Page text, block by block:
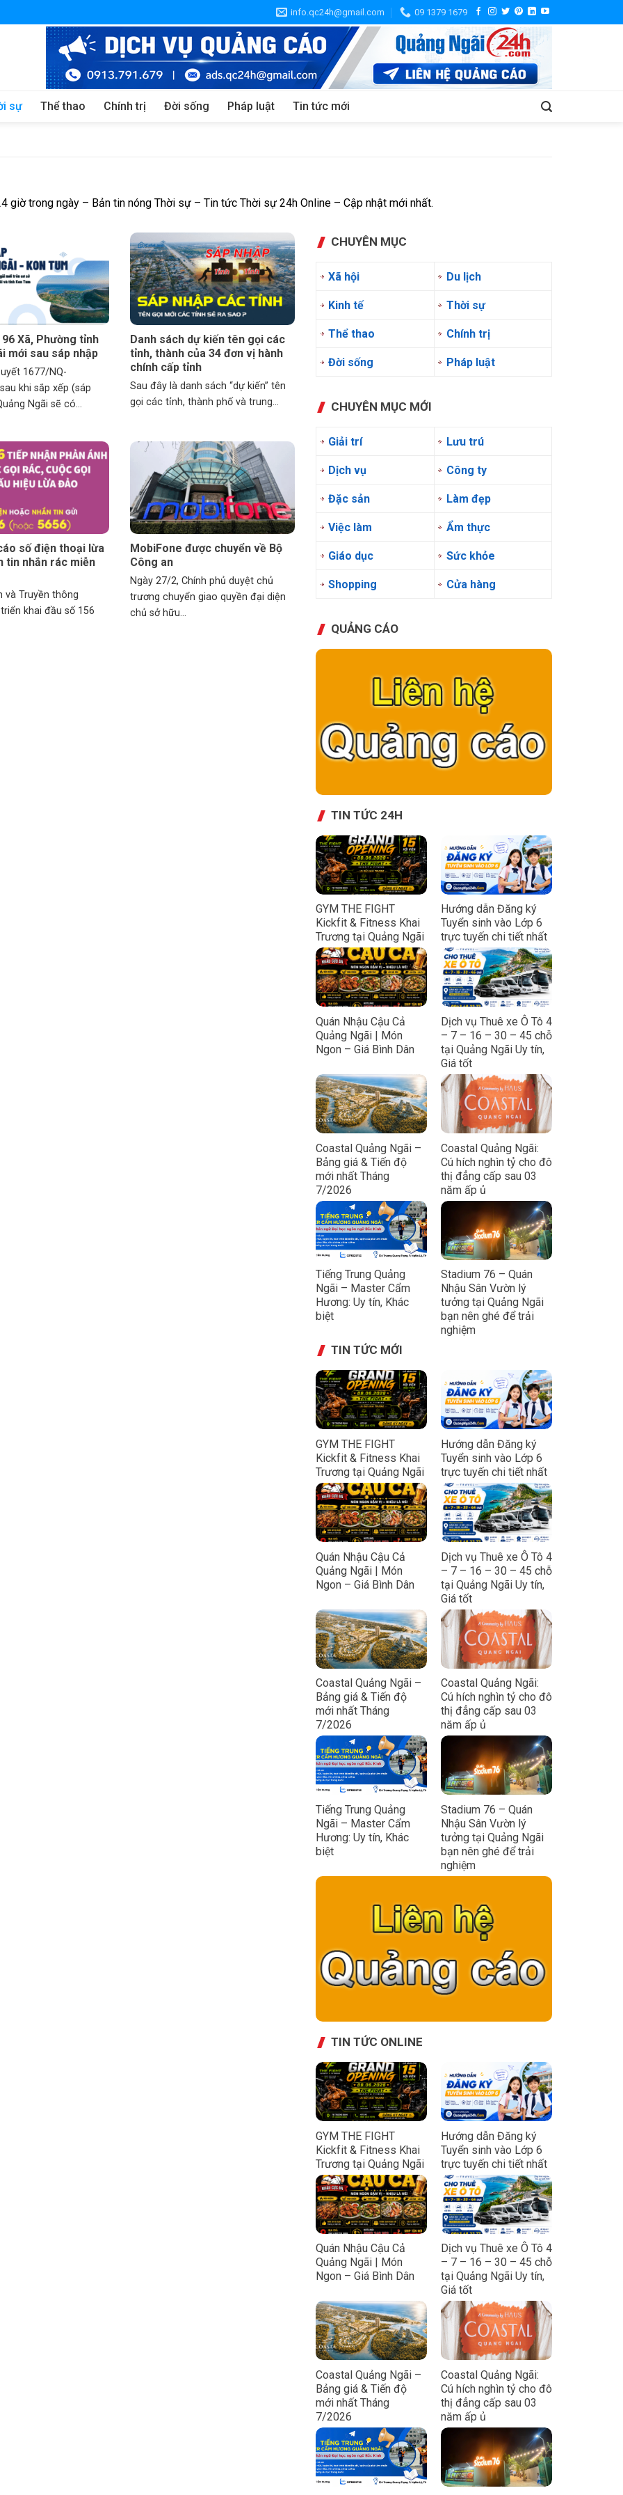
info.qc24h@gmail.com 09 1379 1679
sự Thể thao Chính trị Đời sống Pháp luật Tin tức mới
giờ trong ngày – Bản tin nóng Thời sự – Tin tức Thời sự 24h Online – Cập nhật mới nhất.
96 Xã, Phường tỉnh
mới sau sáp nhập
1677/NQ-
khi sắp xếp (sáp
Ngãi sẽ có...
Danh sách dự kiến tên gọi các
tỉnh, thành của 34 đơn vị hành
chính cấp tỉnh
Sau đây là danh sách “dự kiến” tên
gọi các tỉnh, thành phố và trung...
số điện thoại lừa
tin nhắn rác miễn
và Truyền thông
khai đầu số 156
MobiFone được chuyển về Bộ
Công an
Ngày 27/2, Chính phủ duyệt chủ
trương chuyển giao quyền đại diện
chủ sở hữu...
CHUYÊN MỤC
Xã hội Du lịch
Kinh tế Thời sự
Thể thao Chính trị
Đời sống Pháp luật
CHUYÊN MỤC MỚI
Giải trí Lưu trú
Dịch vụ Công ty
Đặc sản Làm đẹp
Việc làm Ẩm thực
Giáo dục Sức khỏe
Shopping Cửa hàng
QUẢNG CÁO
TIN TỨC 24H
GYM THE FIGHT
Kickfit & Fitness Khai
Trương tại Quảng Ngãi
Hướng dẫn Đăng ký
Tuyển sinh vào Lớp 6
trực tuyến chi tiết nhất
Quán Nhậu Cậu Cả
Quảng Ngãi | Món
Ngon – Giá Bình Dân
Dịch vụ Thuê xe Ô Tô 4
– 7 – 16 – 30 – 45 chỗ
tại Quảng Ngãi Uy tín,
Giá tốt
Coastal Quảng Ngãi –
Bảng giá & Tiến độ
mới nhất Tháng
7/2026
Coastal Quảng Ngãi:
Cú hích nghìn tỷ cho đô
thị đẳng cấp sau 03
năm ấp ủ
Tiếng Trung Quảng
Ngãi – Master Cẩm
Hương: Uy tín, Khác
biệt
Stadium 76 – Quán
Nhậu Sân Vườn lý
tưởng tại Quảng Ngãi
bạn nên ghé để trải
nghiệm
TIN TỨC MỚI
GYM THE FIGHT
Kickfit & Fitness Khai
Trương tại Quảng Ngãi
Hướng dẫn Đăng ký
Tuyển sinh vào Lớp 6
trực tuyến chi tiết nhất
Quán Nhậu Cậu Cả
Quảng Ngãi | Món
Ngon – Giá Bình Dân
Dịch vụ Thuê xe Ô Tô 4
– 7 – 16 – 30 – 45 chỗ
tại Quảng Ngãi Uy tín,
Giá tốt
Coastal Quảng Ngãi –
Bảng giá & Tiến độ
mới nhất Tháng
7/2026
Coastal Quảng Ngãi:
Cú hích nghìn tỷ cho đô
thị đẳng cấp sau 03
năm ấp ủ
Tiếng Trung Quảng
Ngãi – Master Cẩm
Hương: Uy tín, Khác
biệt
Stadium 76 – Quán
Nhậu Sân Vườn lý
tưởng tại Quảng Ngãi
bạn nên ghé để trải
nghiệm
TIN TỨC ONLINE
GYM THE FIGHT
Kickfit & Fitness Khai
Trương tại Quảng Ngãi
Hướng dẫn Đăng ký
Tuyển sinh vào Lớp 6
trực tuyến chi tiết nhất
Quán Nhậu Cậu Cả
Quảng Ngãi | Món
Ngon – Giá Bình Dân
Dịch vụ Thuê xe Ô Tô 4
– 7 – 16 – 30 – 45 chỗ
tại Quảng Ngãi Uy tín,
Giá tốt
Coastal Quảng Ngãi –
Bảng giá & Tiến độ
mới nhất Tháng
7/2026
Coastal Quảng Ngãi:
Cú hích nghìn tỷ cho đô
thị đẳng cấp sau 03
năm ấp ủ